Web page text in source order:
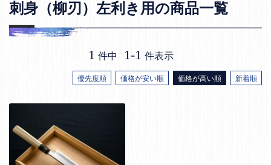
刺身（柳刃）左利き用の商品一覧
優先度順 価格が安い順 価格が高い順 新着順
1 件中 1-1 件表示